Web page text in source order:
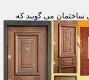
می گویند که